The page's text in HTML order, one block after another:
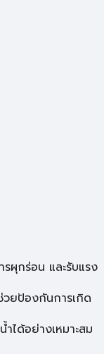
ผุกร่อน และรับแรง
วยป้องกันการเกิด
ได้อย่างเหมาะสม